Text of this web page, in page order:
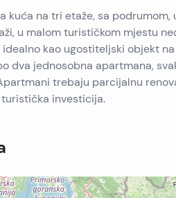
kuća na tri etaže, sa
u malom turističkom mjestu
kao ugostiteljski objekt
dva jednosobna apartmana,
trebaju parcijalnu
investicija.